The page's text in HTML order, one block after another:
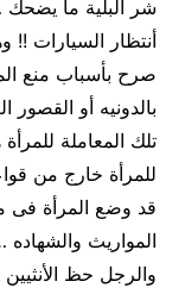
شر البلية ما
أنتظار السيارات !!
صرح بأسباب منع
بالدونيه أو
تلك المعاملة
للمرأة خارج من
قد وضع المرأة فى
المواريث
والرجل حظ